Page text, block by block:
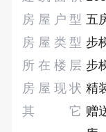
房屋户型 五
房屋类型 步
所在楼层 步
房屋现状 精
其它 赠